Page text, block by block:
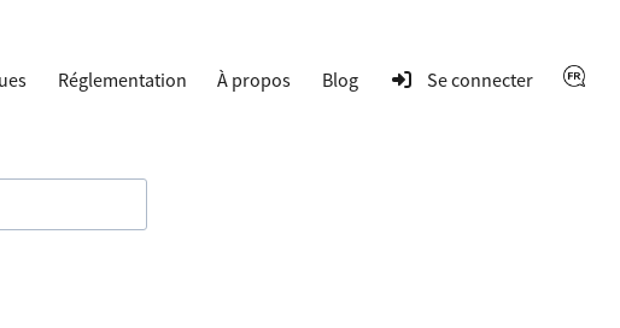
Réglementation À propos Blog Se connecter